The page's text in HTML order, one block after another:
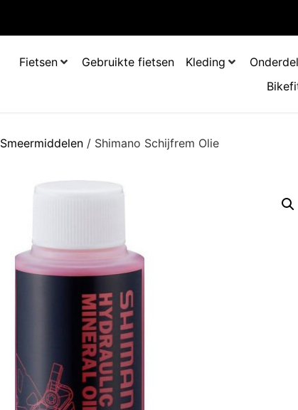
Fietsen Gebruikte fietsen Kleding
Smeermiddelen / Shimano Schijfrem Olie